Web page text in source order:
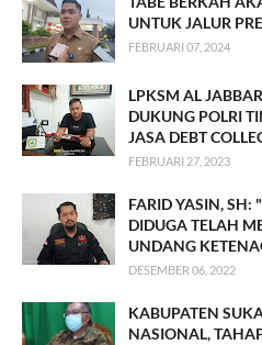
UNTUK JALUR
FEBRUARI 07, 2024
LPKSM AL
DUKUNG POLRI
JASA DEBT
FEBRUARI 27, 2023
FARID YASIN, SH:
DIDUGA TELAH
UNDANG
DESEMBER 06, 2022
KABUPATEN
NASIONAL,